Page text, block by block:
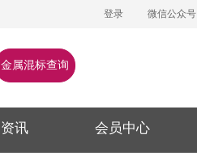
登录 微信公众号
金属混标查询
讯 会员中心